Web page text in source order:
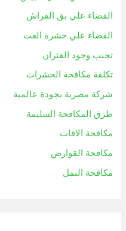
القضاء علي بق الفراش
القضاء علي حشرة العث
تجنب وجود الفئران
تكلفة مكافحة الحشرات
شركة مصرية بجودة عالمية
طرق المكافحة السليمة
مكافحة الافات
مكافحة القوارض
مكافحة النمل